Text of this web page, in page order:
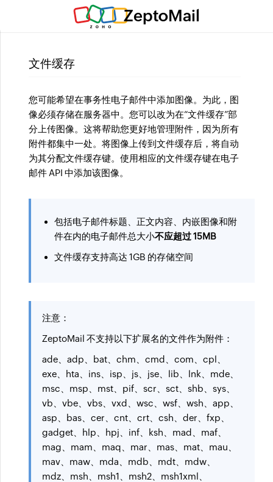
ZeptoMail
文件缓存
您可能希望在事务性电子邮件中添加图像。为此，图
像必须存储在服务器中。您可以改为在“文件缓存”部
分上传图像。这将帮助您更好地管理附件，因为所有
附件都集中一处。将图像上传到文件缓存后，将自动
为其分配文件缓存键。使用相应的文件缓存键在电子
邮件 API 中添加该图像。
包括电子邮件标题、正文内容、内嵌图像和附
件在内的电子邮件总大小不应超过 15MB
文件缓存支持高达 1GB 的存储空间
注意：
ZeptoMail 不支持以下扩展名的文件作为附件：
ade、adp、bat、chm、cmd、com、cpl、
exe、hta、ins、isp、js、jse、lib、lnk、mde、
msc、msp、mst、pif、scr、sct、shb、sys、
vb、vbe、vbs、vxd、wsc、wsf、wsh、app、
asp、bas、cer、cnt、crt、csh、der、fxp、
gadget、hlp、hpj、inf、ksh、mad、maf、
mag、mam、maq、mar、mas、mat、mau、
mav、maw、mda、mdb、mdt、mdw、
mdz、msh、msh1、msh2、msh1xml、